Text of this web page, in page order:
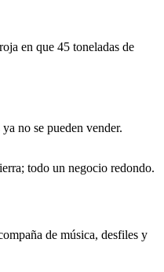
en que 45 toneladas de
no se pueden vender.
todo un negocio redondo.
de música, desfiles y